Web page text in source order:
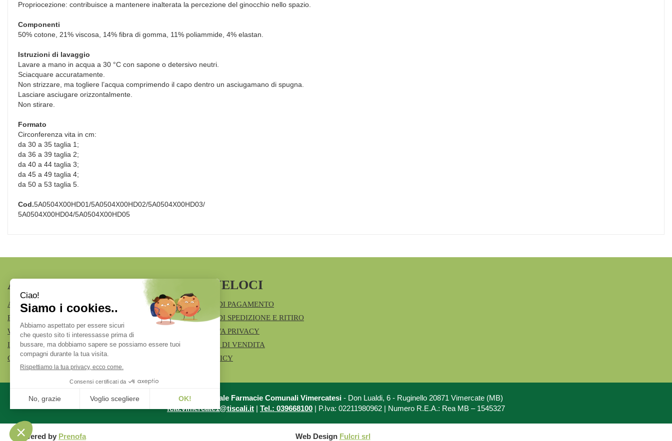
Propriocezione: contribuisce a mantenere inalterata la percezione del ginocchio nello spazio.
Componenti
50% cotone, 21% viscosa, 14% fibra di gomma, 11% poliammide, 4% elastan.
Istruzioni di lavaggio
Lavare a mano in acqua a 30 °C con sapone o detersivo neutri.
Sciacquare accuratamente.
Non strizzare, ma togliere l’acqua comprimendo il capo dentro un asciugamano di spugna.
Lasciare asciugare orizzontalmente.
Non stirare.
Formato
Circonferenza vita in cm:
da 30 a 35 taglia 1;
da 36 a 39 taglia 2;
da 40 a 44 taglia 3;
da 45 a 49 taglia 4;
da 50 a 53 taglia 5.
Cod.5A0504X00HD01/5A0504X00HD02/5A0504X00HD03/
5A0504X00HD04/5A0504X00HD05
AREA UTENTE
ACCEDI
REGISTRATI
WISHLIST
ISCRIZIONE ALLA NEWSLETTER
CONTATTI
LINK VELOCI
MODALITÀ DI PAGAMENTO
MODALITÀ DI SPEDIZIONE E RITIRO
INFORMATIVA PRIVACY
CONDIZIONI DI VENDITA
COOKIE POLICY
Azienda Speciale Farmacie Comunali Vimercatesi - Don Lualdi, 6 - Ruginello 20871 Vimercate (MB)
fcia.vimercate1@tiscali.it | Tel.: 039668100 | P.Iva: 02211980962 | Numero R.E.A.: Rea MB – 1545327
Powered by Prenofa Web Design Fulcri srl